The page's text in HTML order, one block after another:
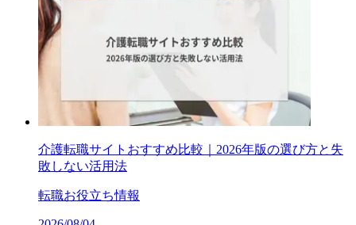
介護転職サイトおすすめ比較｜2026年版の選び方と失
敗しない活用法
転職お役立ち情報